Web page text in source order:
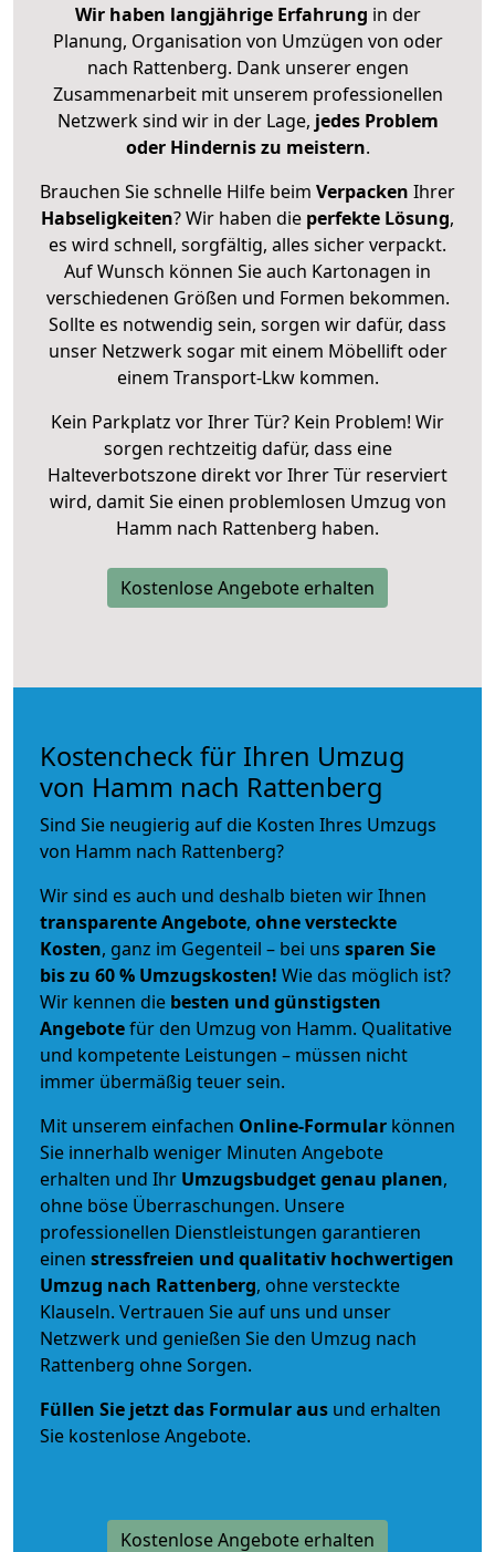
Wir haben langjährige Erfahrung in der
Planung, Organisation von Umzügen von oder
nach Rattenberg. Dank unserer engen
Zusammenarbeit mit unserem professionellen
Netzwerk sind wir in der Lage, jedes Problem
oder Hindernis zu meistern.
Brauchen Sie schnelle Hilfe beim Verpacken Ihrer
Habseligkeiten? Wir haben die perfekte Lösung,
es wird schnell, sorgfältig, alles sicher verpackt.
Auf Wunsch können Sie auch Kartonagen in
verschiedenen Größen und Formen bekommen.
Sollte es notwendig sein, sorgen wir dafür, dass
unser Netzwerk sogar mit einem Möbellift oder
einem Transport-Lkw kommen.
Kein Parkplatz vor Ihrer Tür? Kein Problem! Wir
sorgen rechtzeitig dafür, dass eine
Halteverbotszone direkt vor Ihrer Tür reserviert
wird, damit Sie einen problemlosen Umzug von
Hamm nach Rattenberg haben.
Kostenlose Angebote erhalten
Kostencheck für Ihren Umzug
von Hamm nach Rattenberg
Sind Sie neugierig auf die Kosten Ihres Umzugs
von Hamm nach Rattenberg?
Wir sind es auch und deshalb bieten wir Ihnen
transparente Angebote, ohne versteckte
Kosten, ganz im Gegenteil – bei uns sparen Sie
bis zu 60 % Umzugskosten! Wie das möglich ist?
Wir kennen die besten und günstigsten
Angebotefür den Umzug von Hamm. Qualitative
und kompetente Leistungen – müssen nicht
immer übermäßig teuer sein.
Mit unserem einfachen Online-Formular können
Sie innerhalb weniger Minuten Angebote
erhalten und Ihr Umzugsbudgetgenau planen,
ohne böse Überraschungen. Unsere
professionellen Dienstleistungen garantieren
einen stressfreien und qualitativ hochwertigen
Umzug nach Rattenberg, ohne versteckte
Klauseln. Vertrauen Sie auf uns und unser
Netzwerk und genießen Sie den Umzug nach
Rattenberg ohne Sorgen.
Füllen Sie jetzt das Formular aus und erhalten
Sie kostenlose Angebote.
Kostenlose Angebote erhalten